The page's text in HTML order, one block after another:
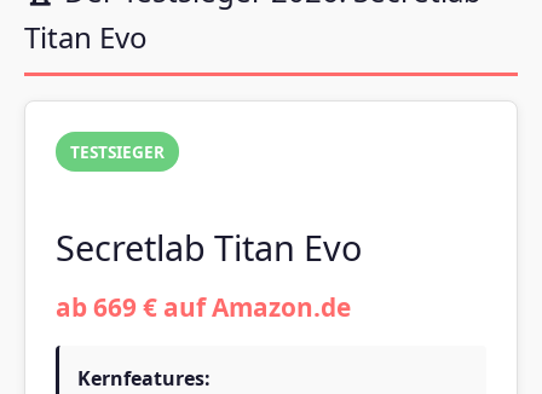
Titan Evo
TESTSIEGER
Secretlab Titan Evo
ab 669 € auf Amazon.de
Kernfeatures: